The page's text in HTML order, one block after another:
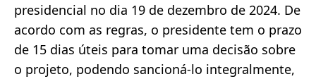
presidencial no dia 19 de dezembro de 2024. De
acordo com as regras, o presidente tem o prazo
de 15 dias úteis para tomar uma decisão sobre
o projeto, podendo sancioná-lo integralmente,